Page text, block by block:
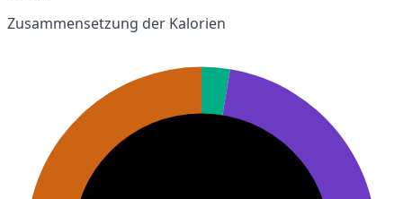
Zusammensetzung der Kalorien